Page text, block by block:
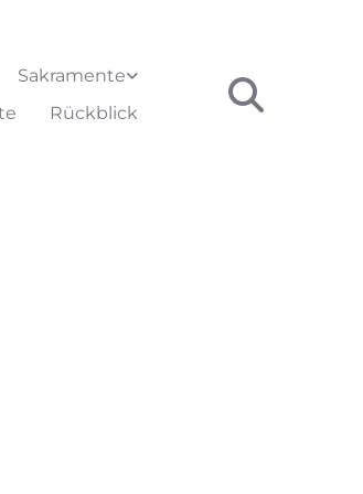
Sakramente
Rückblick